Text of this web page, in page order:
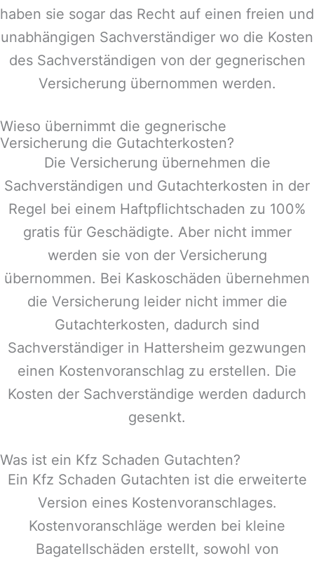
haben sie sogar das Recht auf einen freien und
unabhängigen Sachverständiger wo die Kosten
des Sachverständigen von der gegnerischen
Versicherung übernommen werden.
Wieso übernimmt die gegnerische
Versicherung die Gutachterkosten?
Die Versicherung übernehmen die
Sachverständigen und Gutachterkosten in der
Regel bei einem Haftpflichtschaden zu 100%
gratis für Geschädigte. Aber nicht immer
werden sie von der Versicherung
übernommen. Bei Kaskoschäden übernehmen
die Versicherung leider nicht immer die
Gutachterkosten, dadurch sind
Sachverständiger in Hattersheim gezwungen
einen Kostenvoranschlag zu erstellen. Die
Kosten der Sachverständige werden dadurch
gesenkt.
Was ist ein Kfz Schaden Gutachten?
Ein Kfz Schaden Gutachten ist die erweiterte
Version eines Kostenvoranschlages.
Kostenvoranschläge werden bei kleine
Bagatellschäden erstellt, sowohl von